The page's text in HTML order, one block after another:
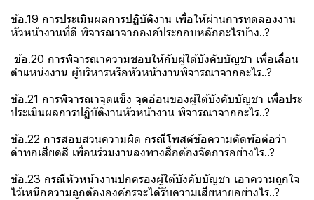
ข้อ.19 การประเมินผลการปฏิบัติงาน เพื่อให้ผ่านการทดลองงาน
หัวหน้างานที่ดี พิจารณาจากองค์ประกอบหลักอะไรบ้าง..?
ข้อ.20 การพิจารณาความชอบให้กับผู้ใต้บังคับบัญชา เพื่อเลื่อน
ตำแหน่งงาน ผู้บริหารหรือหัวหน้างานพิจารณาจากอะไร..?
ข้อ.21 การพิจารณาจุดแข็ง จุดอ่อนของผู้ใต้บังคับบัญชา เพื่อประ
ประเมินผลการปฏิบัติงานหัวหน้างาน พิจารณาจากอะไร..?
ข้อ.22 การสอบสวนความผิด กรณีโพสต์ข้อความตัดพ้อต่อว่า
ด่าทอเสียดสี เพื่อนร่วมงานลงทางสื่อต้องจัดการอย่างไร..?
ข้อ.23 กรณีหัวหน้างานปกครองผู้ใต้บังคับบัญชา เอาความถูกใจ
ไว้เหนือความถูกต้ององค์กรจะได้รับความเสียหายอย่างไร..?